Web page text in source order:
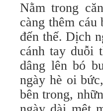
Nằm trong
càng thêm cáu
đến thế. Dịch
cánh tay duỗi
dâng lên bó
ngày hè oi
bên trong,